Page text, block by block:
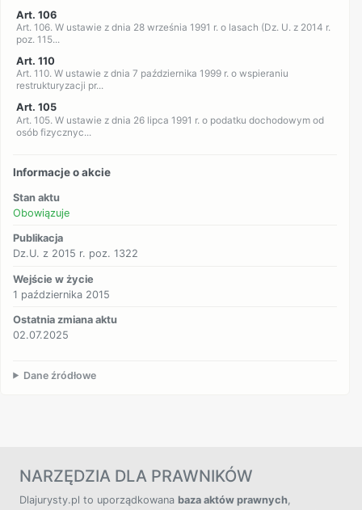
Art. 106
Art. 106. W ustawie z dnia 28 września 1991 r. o lasach (Dz. U. z 2014 r.
poz. 115...
Art. 110
Art. 110. W ustawie z dnia 7 października 1999 r. o wspieraniu
restrukturyzacji pr...
Art. 105
Art. 105. W ustawie z dnia 26 lipca 1991 r. o podatku dochodowym od
osób fizycznyc...
Informacje o akcie
Stan aktu
Obowiązuje
Publikacja
Dz.U. z 2015 r. poz. 1322
Wejście w życie
1 października 2015
Ostatnia zmiana aktu
02.07.2025
Dane źródłowe
NARZĘDZIA DLA PRAWNIKÓW
Dlajurysty.pl to uporządkowana baza aktów prawnych,